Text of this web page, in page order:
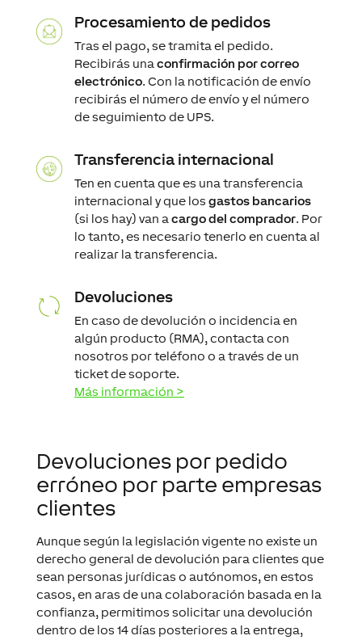
Procesamiento de pedidos
Tras el pago, se tramita el pedido.
Recibirás una confirmación por correo
electrónico. Con la notificación de envío
recibirás el número de envío y el número
de seguimiento de UPS.
Transferencia internacional
Ten en cuenta que es una transferencia
internacional y que los gastos bancarios
(si los hay) van a cargo del comprador. Por
lo tanto, es necesario tenerlo en cuenta al
realizar la transferencia.
Devoluciones
En caso de devolución o incidencia en
algún producto (RMA), contacta con
nosotros por teléfono o a través de un
ticket de soporte.
Más información >
Devoluciones por pedido
erróneo por parte empresas
clientes
Aunque según la legislación vigente no existe un
derecho general de devolución para clientes que
sean personas jurídicas o autónomos, en estos
casos, en aras de una colaboración basada en la
confianza, permitimos solicitar una devolución
dentro de los 14 días posteriores a la entrega,